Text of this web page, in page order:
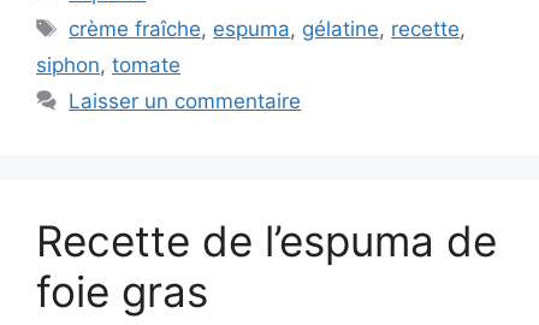
Étiquettes
crème fraîche, espuma, gélatine, recette,
siphon, tomate
Laisser un commentaire
Recette de l’espuma de
foie gras